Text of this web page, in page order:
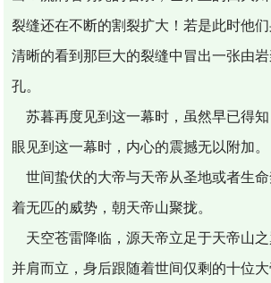
裂缝还在不断的割裂扩大！若是此时他
清晰的看到那巨大的裂缝中冒出一张由
孔。
苏暮再度见到这一幕时，虽然早已得
眼见到这一幕时，内心的震撼无以附加。
世间蛰伏的大帝与天帝从圣地或者生
着无匹的威势，朝天帝山聚拢。
天空苍雷降临，源天帝立足于天帝山之
并肩而立，身后跟随着世间仅剩的十位大